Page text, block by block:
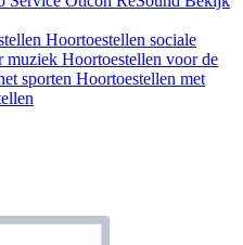
Hoortoestellen sociale
muziek Hoortoestellen voor de
sporten Hoortoestellen met